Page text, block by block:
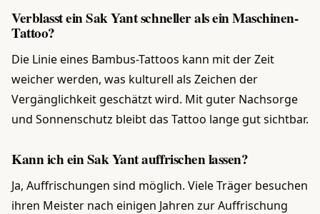
Verblasst ein Sak Yant schneller als ein Maschinen-
Tattoo?
Die Linie eines Bambus-Tattoos kann mit der Zeit
weicher werden, was kulturell als Zeichen der
Vergänglichkeit geschätzt wird. Mit guter Nachsorge
und Sonnenschutz bleibt das Tattoo lange gut sichtbar.
Kann ich ein Sak Yant auffrischen lassen?
Ja, Auffrischungen sind möglich. Viele Träger besuchen
ihren Meister nach einigen Jahren zur Auffrischung